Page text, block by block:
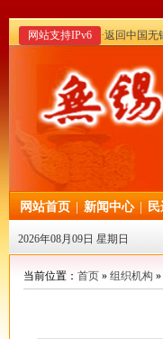
网站支持IPv6 ·返回中国无
网站首页 新闻中心
2026年08月09日 星期日
当前位置： 首页 » 组织机构 »